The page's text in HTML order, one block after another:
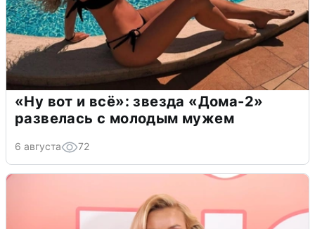
«Ну вот и всё»: звезда «Дома-2»
развелась с молодым мужем
6 августа 72